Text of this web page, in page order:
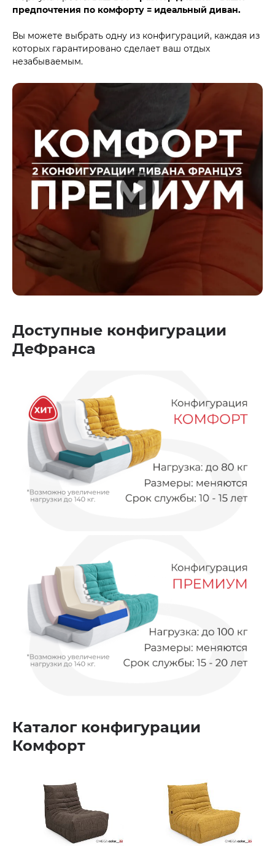
предпочтения по комфорту = идеальный диван.
Вы можете выбрать одну из конфигураций, каждая из
которых гарантировано сделает ваш отдых
незабываемым.
Доступные конфигурации
ДеФранса
Каталог конфигурации
Комфорт